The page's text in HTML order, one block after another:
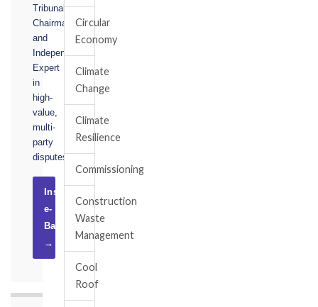
Tribunal
Chairman,
and
Independent
Expert
in
high-
value,
multi-
party
disputes.
Instruct
e-
Basel
→
Circular
Economy
Climate
Change
Climate
Resilience
Commissioning
Construction
Waste
Management
Cool
Roof